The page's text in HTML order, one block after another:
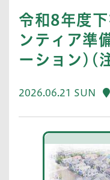
令和8年度
ンティア準
ーション)(
2026.06.21 SUN